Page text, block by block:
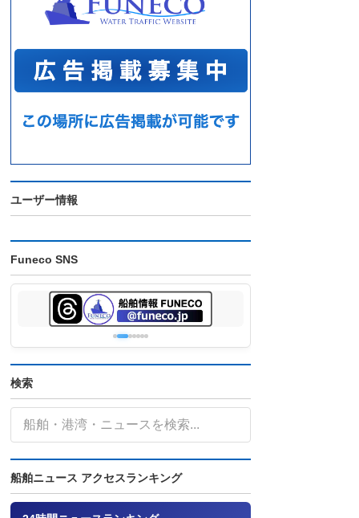
ユーザー情報
Funeco SNS
検索
船舶ニュース アクセスランキング